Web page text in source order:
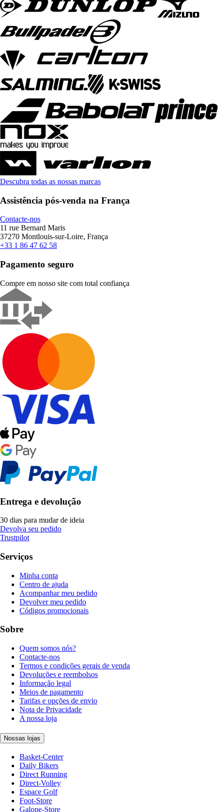
Descubra todas as nossas marcas
Assistência pós-venda na França
Contacte-nos
11 rue Bernard Maris
37270 Montlouis-sur-Loire, França
+33 1 86 47 62 58
Pagamento seguro
Compre em nosso site com total confiança
Entrega e devolução
30 dias para mudar de ideia
Devolva seu pedido
Trustpilot
Serviços
Minha conta
Centro de ajuda
Acompanhar meu pedido
Devolver meu pedido
Códigos promocionais
Sobre
Quem somos nós?
Contacte-nos
Termos e condições gerais de venda
Devoluções e reembolsos
Informação legal
Meios de pagamento
Tarifas e opções de envio
Nota de Privacidade
A nossa loja
Nossas lojas
Basket-Center
Daily Bikers
Direct Running
Direct-Volley
Espace Golf
Foot-Store
Galope-Store